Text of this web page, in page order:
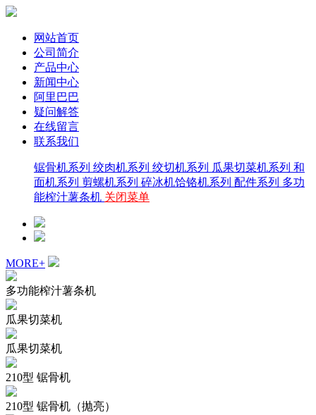
网站首页
公司简介
产品中心
新闻中心
阿里巴巴
疑问解答
在线留言
联系我们
锯骨机系列 绞肉机系列 绞切机系列 瓜果切菜机系列 和
面机系列 剪螺机系列 碎冰机饸铬机系列 配件系列 多功
能榨汁薯条机 关闭菜单
MORE+
多功能榨汁薯条机
瓜果切菜机
瓜果切菜机
210型 锯骨机
210型 锯骨机（抛亮）